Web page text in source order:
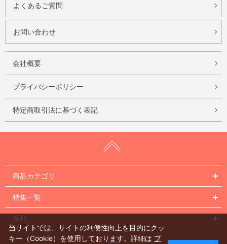
よくあるご質問
お問い合わせ
会社概要
プライバシーポリシー
特定商取引法に基づく表記
商品カテゴリ
特集一覧
系列
当サイトでは、サイトの利便性向上を目的にクッ
キー（Cookie）を使用しております。詳細は プ